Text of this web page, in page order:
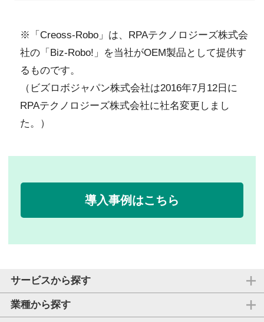
※「Creoss-Robo」は、RPAテクノロジーズ株式会
社の「Biz-Robo!」を当社がOEM製品として提供す
るものです。
（ビズロボジャパン株式会社は2016年7月12日に
RPAテクノロジーズ株式会社に社名変更しまし
た。）
導入事例はこちら
サービスから探す
業種から探す